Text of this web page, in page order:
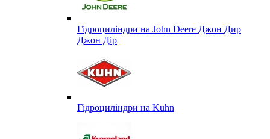
Гідроциліндри на John Deere Джон Дир
Джон Дір
Гідроциліндри на Kuhn